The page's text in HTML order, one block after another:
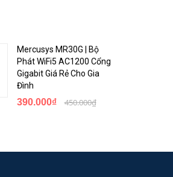
Mercusys MR30G | Bộ
Phát WiFi5 AC1200 Cổng
Gigabit Giá Rẻ Cho Gia
Đình
390.000₫ 450.000₫